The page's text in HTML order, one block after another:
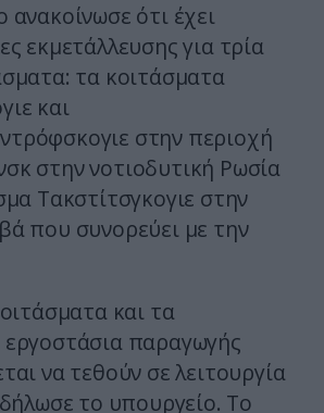
ανακοίνωσε ότι έχει
εκμετάλλευσης για τρία
τα κοιτάσματα
και
στην περιοχή
στην νοτιοδυτική Ρωσία
Τακστίτσγκογιε στην
που συνορεύει με την
και τα
παραγωγής
να τεθούν σε λειτουργία
το υπουργείο. Το